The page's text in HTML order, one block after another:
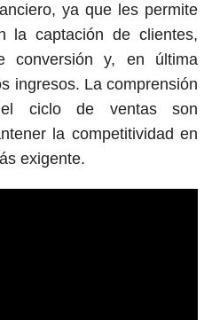
ya que les permite
la captación de clientes,
conversión y, en última
ingresos. La comprensión
ciclo de ventas son
la competitividad en
exigente.